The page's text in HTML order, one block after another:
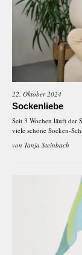
22. Oktober 2024
Sockenliebe
Seit 3 Wochen läuft der
viele schöne Socken-
von Tanja Steinbach